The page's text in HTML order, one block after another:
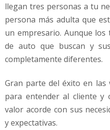
llegan tres personas a tu
persona más adulta que
un empresario. Aunque
de auto que buscan y
completamente diferentes.
Gran parte del éxito en las
para entender al cliente y
valor acorde con sus
y expectativas.